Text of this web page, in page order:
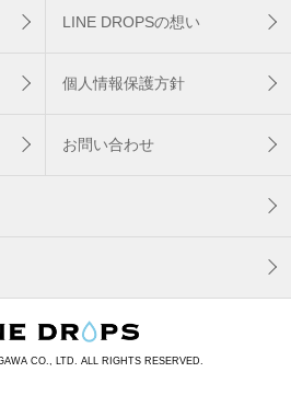
LINE DROPSの想い
個人情報保護方針
お問い合わせ
CO., LTD. ALL RIGHTS RESERVED.